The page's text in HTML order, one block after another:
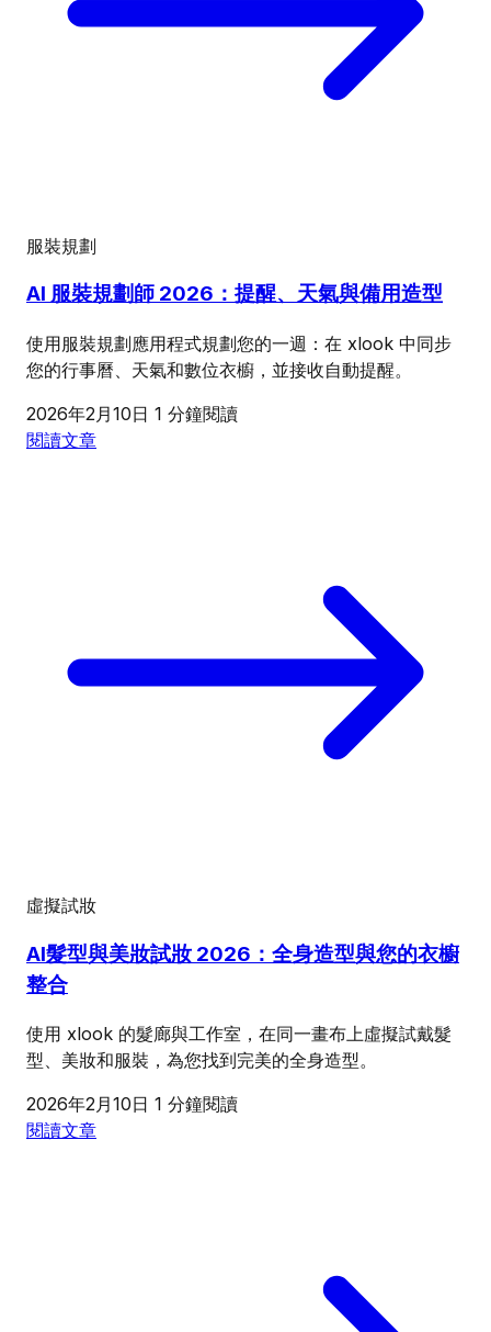
服裝規劃
AI 服裝規劃師 2026：提醒、天氣與備用造型
使用服裝規劃應用程式規劃您的一週：在 xlook 中同步
您的行事曆、天氣和數位衣櫥，並接收自動提醒。
2026年2月10日 1 分鐘閱讀
閱讀文章
虛擬試妝
AI髮型與美妝試妝 2026：全身造型與您的衣櫥
整合
使用 xlook 的髮廊與工作室，在同一畫布上虛擬試戴髮
型、美妝和服裝，為您找到完美的全身造型。
2026年2月10日 1 分鐘閱讀
閱讀文章